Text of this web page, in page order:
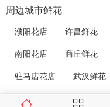
周边城市鲜花
濮阳花店 许昌鲜花
南阳花店 商丘鲜花
驻马店花店 武汉鲜花